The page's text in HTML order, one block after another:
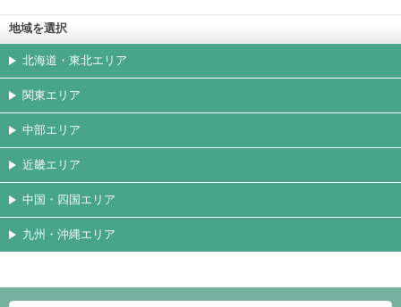
地域を選択
北海道・東北エリア
関東エリア
中部エリア
近畿エリア
中国・四国エリア
九州・沖縄エリア